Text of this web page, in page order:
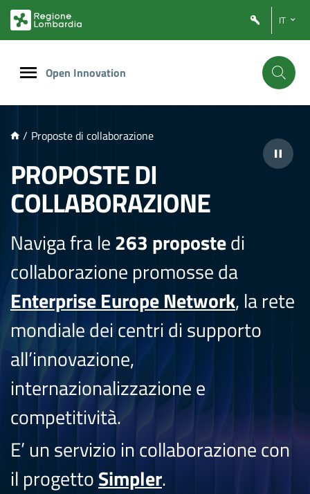
PRINCIPALE
IT
Open Innovation
/ Proposte di collaborazione
PROPOSTE DI
COLLABORAZIONE
Naviga fra le263 propostedi
collaborazione promosse da
Enterprise Europe Network, la rete
mondiale dei centri di supporto
all’innovazione,
internazionalizzazione e
competitività.
E’ un servizio in collaborazione con
il progettoSimpler.